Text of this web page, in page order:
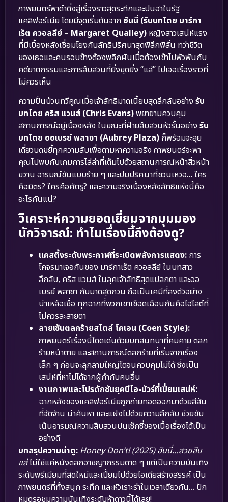
ภาพยนตร์พาดำดิ่งสู่เรื่องราวสุดระทึกและปนฮาในรัฐ
แคลิฟอร์เนีย โดยมีจุดเริ่มต้นจาก ฮันนี่ (รับบทโดย มาร์กา
เร็ต ควอลลีย์ – Margaret Qualley) หญิงสาวเสน่ห์แรง
ที่มีเบื้องหลังเชื่อมโยงกับลัทธิปริศนาสุดพิลึกพิลั่น ทว่าชีวิต
ของเธอและคนรอบข้างต้องพลิกผันเมื่อต้องเข้าไปพัวพันกับ
คดีฆาตกรรมและการสืบสวนที่ยิ่งขุดยิ่ง “แส่” ไปเจอเรื่องราวที่
ไม่ควรเห็น
ความปั่นป่วนทวีคูณเมื่อเจ้าลัทธิมาดเนี้ยบสุดลึกลับอย่าง รับ
บทโดย คริส แวนส์ (Chris Evans)พยายามควบคุม
สถานการณ์อยู่เบื้องหลัง ในขณะที่ฝ่ายสืบสวนหัวรั้นอย่าง รับ
บทโดย ออเบรย์ พลาซา (Aubrey Plaza) ก็พร้อมจะลุย
เดี่ยวบดขยี้ทุกความลับเพื่อตามหาความจริง ภาพยนตร์จะพา
คุณไปพบกับเกมการไล่ล่าที่เต็มไปด้วยสถานการณ์หน้าสิ่วหน้า
ขวาน อารมณ์ขันแบบร้าย ๆ และปมปริศนาที่ชวนเหวอ… ใคร
คือมิตร? ใครคือศัตรู? และความจริงเบื้องหลังลัทธิแห่งนี้คือ
อะไรกันแน่?
วิเคราะห์ความยอดเยี่ยมจากมุมมอง
นักวิจารณ์: ทำไมเรื่องนี้ถึงต้องดู?
แคสติ้งระดับพระกาฬที่ระเบิดพลังการแสดง: การ
โคจรมาเจอกันของ มาร์กาเร็ต ควอลลีย์ ในบทสาว
ลึกลับ, คริส แวนส์ ในลุคเจ้าลัทธิสุดแปลกตา และออ
เบรย์ พลาซา กับมาดสุดกวน ถือเป็นเคมีที่ลงตัวอย่าง
น่าเหลือเชื่อ ทุกฉากที่พวกเขาเชือดเฉือนกันคือไฮไลต์ที่
ไม่ควรละสายตา
ลายเซ็นตลกร้ายสไตล์ โคเอน (Coen Style):
ภาพยนตร์เรื่องนี้โดดเด่นด้วยบทสนทนาที่คมคาย ตลก
ร้ายหน้าตาย และสถานการณ์ตลกร้ายที่เริ่มจากเรื่อง
เล็ก ๆ ก่อนจะลุกลามใหญ่โตจนควบคุมไม่ได้ ซึ่งเป็น
เสน่ห์ที่หาไม่ได้จากผู้กำกับคนอื่น
งานภาพและโปรดักชันยุคนีโอ-นัวร์ที่เปี่ยมเสน่ห์:
ฉากหลังของแคลิฟอร์เนียถูกถ่ายทอดออกมาด้วยสีสัน
ที่จัดจ้าน น่าค้นหา และแฝงไปด้วยความลึกลับ ช่วยขับ
เน้นอารมณ์ความสืบสวนปนเซ็กซี่ของเนื้อเรื่องได้เป็น
อย่างดี
บทสรุปความน่าดู: Honey Don’t! (2025) ฮันนี่…สวยสืบ
แส่ไม่ใช่แค่หนังตลกอาชญากรรมดาด ๆ แต่เป็นความบันเทิง
ระดับพรีเมียมที่สดใหม่และเปี่ยมไปด้วยไอเดียสร้างสรรค์ เป็น
ภาพยนตร์ที่ทั้งสนุก ระทึก และหัวเราะร่าในเวลาเดียวกัน… ปัก